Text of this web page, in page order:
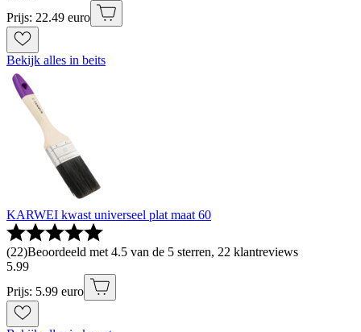
Prijs: 22.49 euro
Bekijk alles in beits
KARWEI kwast universeel plat maat 60
(22)Beoordeeld met 4.5 van de 5 sterren, 22 klantreviews
5.99
Prijs: 5.99 euro